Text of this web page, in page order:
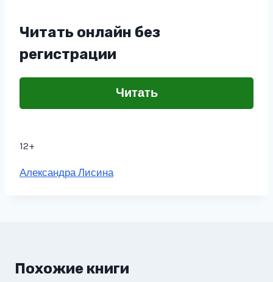
Читать онлайн без
регистрации
Читать
12+
Метки
Александра Лисина
Похожие книги